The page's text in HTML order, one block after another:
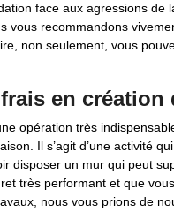
face aux agressions de
vous recommandons
non seulement, vous
en création
opération très
Il s’agit d’une activité
disposer un mur qui peut
très performant et que
nous vous prions de